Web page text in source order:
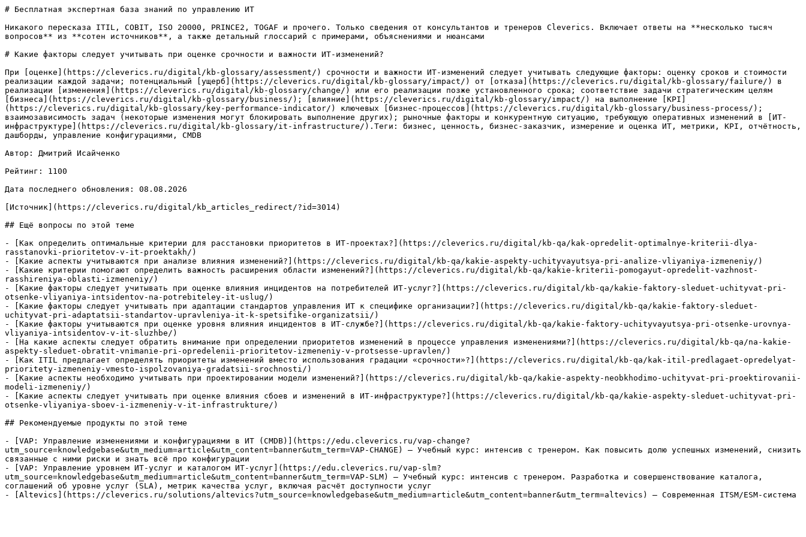
# Бесплатная экспертная база знаний по управлению ИТ
Никакого пересказа ITIL, COBIT, ISO 20000, PRINCE2, TOGAF и прочего. Только сведения от консультантов и тренеров Cleverics. Включает ответы на **несколько тысяч
вопросов** из **сотен источников**, а также детальный глоссарий с примерами, объяснениями и нюансами
# Какие факторы следует учитывать при оценке срочности и важности ИТ-изменений?
При [оценке](https://cleverics.ru/digital/kb-glossary/assessment/) срочности и важности ИТ-изменений следует учитывать следующие факторы: оценку сроков и стоимости
реализации каждой задачи; потенциальный [ущерб](https://cleverics.ru/digital/kb-glossary/impact/) от [отказа](https://cleverics.ru/digital/kb-glossary/failure/) в
реализации [изменения](https://cleverics.ru/digital/kb-glossary/change/) или его реализации позже установленного срока; соответствие задачи стратегическим целям
[бизнеса](https://cleverics.ru/digital/kb-glossary/business/); [влияние](https://cleverics.ru/digital/kb-glossary/impact/) на выполнение [KPI]
(https://cleverics.ru/digital/kb-glossary/key-performance-indicator/) ключевых [бизнес-процессов](https://cleverics.ru/digital/kb-glossary/business-process/);
взаимозависимость задач (некоторые изменения могут блокировать выполнение других); рыночные факторы и конкурентную ситуацию, требующую оперативных изменений в [ИТ-
инфраструктуре](https://cleverics.ru/digital/kb-glossary/it-infrastructure/).Теги: бизнес, ценность, бизнес-заказчик, измерение и оценка ИТ, метрики, KPI, отчётность,
дашборды, управление конфигурациями, CMDB
Автор: Дмитрий Исайченко
Рейтинг: 1100
Дата последнего обновления: 08.08.2026
[Источник](https://cleverics.ru/digital/kb_articles_redirect/?id=3014)
## Ещё вопросы по этой теме
- [Как определить оптимальные критерии для расстановки приоритетов в ИТ-проектах?](https://cleverics.ru/digital/kb-qa/kak-opredelit-optimalnye-kriterii-dlya-
rasstanovki-prioritetov-v-it-proektakh/)
- [Какие аспекты учитываются при анализе влияния изменений?](https://cleverics.ru/digital/kb-qa/kakie-aspekty-uchityvayutsya-pri-analize-vliyaniya-izmeneniy/)
- [Какие критерии помогают определить важность расширения области изменений?](https://cleverics.ru/digital/kb-qa/kakie-kriterii-pomogayut-opredelit-vazhnost-
rasshireniya-oblasti-izmeneniy/)
- [Какие факторы следует учитывать при оценке влияния инцидентов на потребителей ИТ-услуг?](https://cleverics.ru/digital/kb-qa/kakie-faktory-sleduet-uchityvat-pri-
otsenke-vliyaniya-intsidentov-na-potrebiteley-it-uslug/)
- [Какие факторы следует учитывать при адаптации стандартов управления ИТ к специфике организации?](https://cleverics.ru/digital/kb-qa/kakie-faktory-sleduet-
uchityvat-pri-adaptatsii-standartov-upravleniya-it-k-spetsifike-organizatsii/)
- [Какие факторы учитываются при оценке уровня влияния инцидентов в ИТ-службе?](https://cleverics.ru/digital/kb-qa/kakie-faktory-uchityvayutsya-pri-otsenke-urovnya-
vliyaniya-intsidentov-v-it-sluzhbe/)
- [На какие аспекты следует обратить внимание при определении приоритетов изменений в процессе управления изменениями?](https://cleverics.ru/digital/kb-qa/na-kakie-
aspekty-sleduet-obratit-vnimanie-pri-opredelenii-prioritetov-izmeneniy-v-protsesse-upravlen/)
- [Как ITIL предлагает определять приоритеты изменений вместо использования градации «срочности»?](https://cleverics.ru/digital/kb-qa/kak-itil-predlagaet-opredelyat-
prioritety-izmeneniy-vmesto-ispolzovaniya-gradatsii-srochnosti/)
- [Какие аспекты необходимо учитывать при проектировании модели изменений?](https://cleverics.ru/digital/kb-qa/kakie-aspekty-neobkhodimo-uchityvat-pri-proektirovanii-
modeli-izmeneniy/)
- [Какие аспекты следует учитывать при оценке влияния сбоев и изменений в ИТ-инфраструктуре?](https://cleverics.ru/digital/kb-qa/kakie-aspekty-sleduet-uchityvat-pri-
otsenke-vliyaniya-sboev-i-izmeneniy-v-it-infrastrukture/)
## Рекомендуемые продукты по этой теме
- [VAP: Управление изменениями и конфигурациями в ИТ (CMDB)](https://edu.cleverics.ru/vap-change?
utm_source=knowledgebase&utm_medium=article&utm_content=banner&utm_term=VAP-CHANGE) — Учебный курс: интенсив с тренером. Как повысить долю успешных изменений, снизить
связанные с ними риски и знать всё про конфигурации
- [VAP: Управление уровнем ИТ-услуг и каталогом ИТ-услуг](https://edu.cleverics.ru/vap-slm?
utm_source=knowledgebase&utm_medium=article&utm_content=banner&utm_term=VAP-SLM) — Учебный курс: интенсив с тренером. Разработка и совершенствование каталога,
соглашений об уровне услуг (SLA), метрик качества услуг, включая расчёт доступности услуг
- [Altevics](https://cleverics.ru/solutions/altevics?utm_source=knowledgebase&utm_medium=article&utm_content=banner&utm_term=altevics) — Современная ITSM/ESM-система